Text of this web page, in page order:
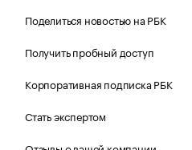
Поделиться новостью на РБК
Получить пробный доступ
Корпоративная подписка РБК
Стать экспертом